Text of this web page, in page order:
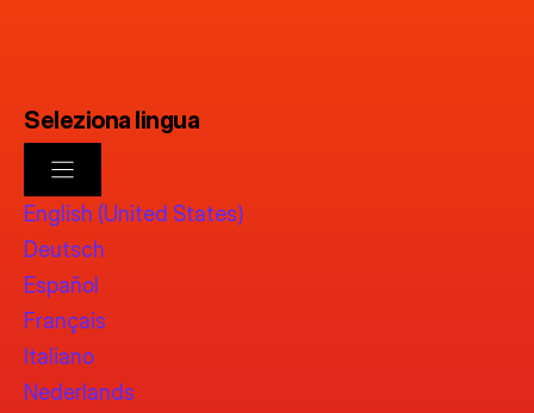
Seleziona lingua
English (United States)
Deutsch
Español
Français
Italiano
Nederlands